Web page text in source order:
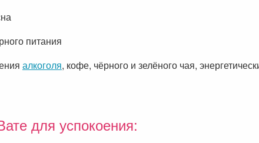
питания
алкоголя, кофе, чёрного и зелёного чая,
для успокоения: